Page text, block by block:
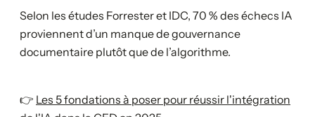
Selon les études Forrester et IDC, 70 % des échecs IA
proviennent d’un manque de gouvernance
documentaire plutôt que de l’algorithme.
👉 Les 5 fondations à poser pour réussir l'intégration